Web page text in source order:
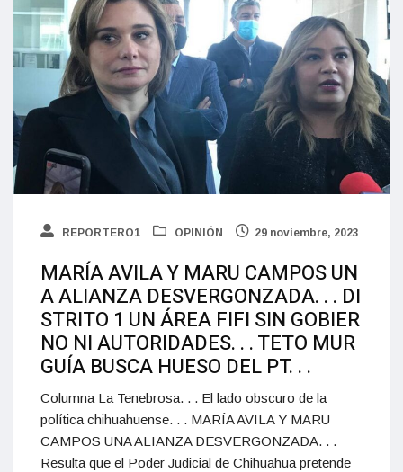
REPORTERO1 OPINIÓN 29 noviembre, 2023
MARÍA AVILA Y MARU CAMPOS UN
A ALIANZA DESVERGONZADA. . . DI
STRITO 1 UN ÁREA FIFI SIN GOBIER
NO NI AUTORIDADES. . . TETO MUR
GUÍA BUSCA HUESO DEL PT. . .
Columna La Tenebrosa. . . El lado obscuro de la
política chihuahuense. . . MARÍA AVILA Y MARU
CAMPOS UNA ALIANZA DESVERGONZADA. . .
Resulta que el Poder Judicial de Chihuahua pretende